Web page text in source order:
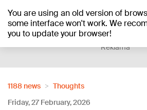
You are using an old version of
some interface won't work. We
you to update your browser!
+16°C
Reklāma
1188 news
Thoughts
Friday, 27 February, 2026